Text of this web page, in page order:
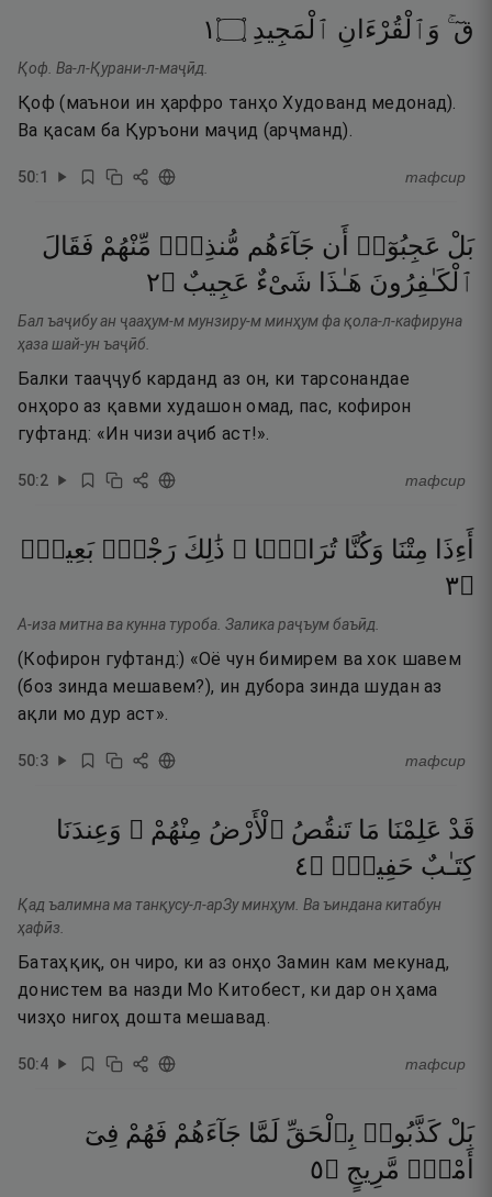
قٓ ۚ وَٱلْقُرْءَانِ ٱلْمَجِيدِ ۝١
Қоф. Ва-л-Қурани-л-маҷӣд.
Қоф (маънои ин ҳарфро танҳо Худованд медонад).
Ва қасам ба Қуръони маҷид (арҷманд).
50:1 тафсир
بَلْ عَجِبُوٓا۟ أَن جَآءَهُم مُّنذِرٌۭ مِّنْهُمْ فَقَالَ
ٱلْكَـٰفِرُونَ هَـٰذَا شَىْءٌ عَجِيبٌ ۝٢
Бал ъаҷибу ан ҷааҳум-м мунзиру-м минҳум фа қола-л-кафируна
ҳаза шай-ун ъаҷӣб.
Балки тааҷҷуб карданд аз он, ки тарсонандае
онҳоро аз қавми худашон омад, пас, кофирон
гуфтанд: «Ин чизи аҷиб аст!».
50:2 тафсир
أَءِذَا مِتْنَا وَكُنَّا تُرَابًۭا ۖ ذَٰلِكَ رَجْعٌۢ بَعِيدٌۭ
۝٣
А-иза митна ва кунна туроба. Залика раҷъум баъӣд.
(Кофирон гуфтанд:) «Оё чун бимирем ва хок шавем
(боз зинда мешавем?), ин дубора зинда шудан аз
ақли мо дур аст».
50:3 тафсир
قَدْ عَلِمْنَا مَا تَنقُصُ ٱلْأَرْضُ مِنْهُمْ ۖ وَعِندَنَا
كِتَـٰبٌ حَفِيظٌۢ ۝٤
Қад ъалимна ма танқусу-л-арЗу минҳум. Ва ъиндана китабун
ҳафӣз.
Батаҳқиқ, он чиро, ки аз онҳо Замин кам мекунад,
донистем ва назди Мо Китобест, ки дар он ҳама
чизҳо нигоҳ дошта мешавад.
50:4 тафсир
بَلْ كَذَّبُوا۟ بِٱلْحَقِّ لَمَّا جَآءَهُمْ فَهُمْ فِىٓ
أَمْرٍۢ مَّرِيجٍ ۝٥